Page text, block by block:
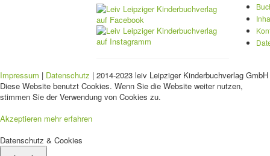
Impressum | Datenschutz | 2014-2023 leiv Leipziger Kinderbuchverlag
Diese Website benutzt Cookies. Wenn Sie die Website weiter nutzen,
stimmen Sie der Verwendung von Cookies zu.
Akzeptieren mehr erfahren
Datenschutz & Cookies